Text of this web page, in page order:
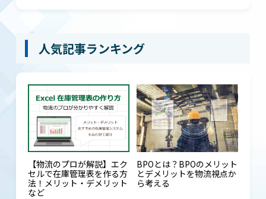
人気記事ランキング
【物流のプロが解説】エク
セルで在庫管理表を作る方
法！メリット・デメリット
など
BPOとは？BPOのメリット
とデメリットを物流視点か
ら考える